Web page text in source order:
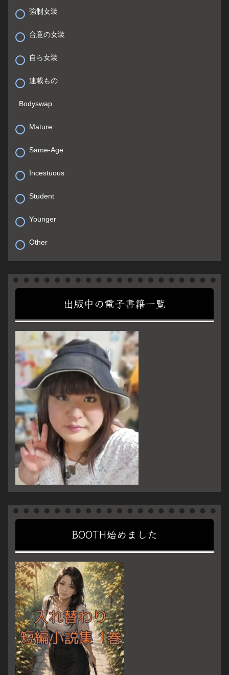
強制女装
合意の女装
自ら女装
連載もの
Bodyswap
Mature
Same-Age
Incestuous
Student
Younger
Other
出版中の電子書籍一覧
BOOTH始めました